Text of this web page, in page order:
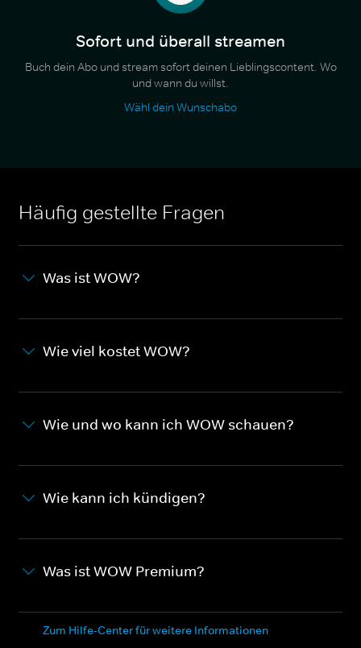
Sofort und überall streamen
Buch dein Abo und stream sofort deinen Lieblingscontent. Wo
und wann du willst.
Wähl dein Wunschabo
Häufig gestellte Fragen
Was ist WOW?
Wie viel kostet WOW?
Wie und wo kann ich WOW schauen?
Wie kann ich kündigen?
Was ist WOW Premium?
Zum Hilfe-Center für weitere Informationen